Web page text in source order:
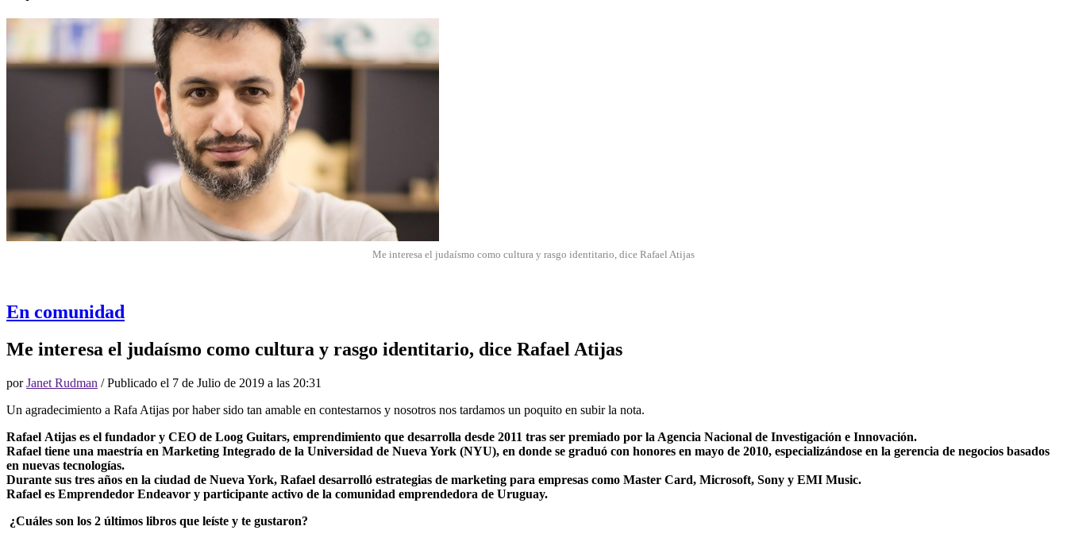
Me interesa el judaísmo como cultura y rasgo identitario, dice Rafael Atijas
En comunidad
Me interesa el judaísmo como cultura y rasgo identitario, dice Rafael Atijas
porJanet Rudman / Publicado el 7 de Julio de 2019 a las 20:31
Un agradecimiento a Rafa Atijas por haber sido tan amable en contestarnos y nosotros nos tardamos un poquito en subir la nota.
Rafael Atijas es el fundador y CEO de Loog Guitars, emprendimiento que desarrolla desde 2011 tras ser premiado por la Agencia Nacional de Investigación e Innovación.
Rafael tiene una maestría en Marketing Integrado de la Universidad de Nueva York (NYU), en donde se graduó con honores en mayo de 2010, especializándose en la gerencia de negocios basados
en nuevas tecnologías.
Durante sus tres años en la ciudad de Nueva York, Rafael desarrolló estrategias de marketing para empresas como Master Card, Microsoft, Sony y EMI Music.
Rafael es Emprendedor Endeavor y participante activo de la comunidad emprendedora de Uruguay.
¿Cuáles son los 2 últimos libros que leíste y te gustaron?